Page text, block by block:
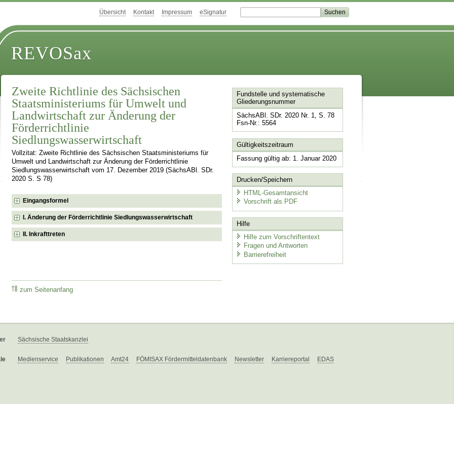
Übersicht Kontakt Impressum eSignatur
REVOSax
Zweite Richtlinie des Sächsischen
Staatsministeriums für Umwelt und
Landwirtschaft zur Änderung der
Förderrichtlinie
Siedlungswasserwirtschaft
Vollzitat: Zweite Richtlinie des Sächsischen Staatsministeriums für
Umwelt und Landwirtschaft zur Änderung der Förderrichtlinie
Siedlungswasserwirtschaft vom 17. Dezember 2019 (SächsABl. SDr.
2020 S. S 78)
Eingangsformel
I. Änderung der Förderrichtlinie Siedlungswasserwirtschaft
II. Inkrafttreten
zum Seitenanfang
Fundstelle und systematische
Gliederungsnummer
SächsABl. SDr. 2020 Nr. 1, S. 78
Fsn-Nr.: 5564
Gültigkeitszeitraum
Fassung gültig ab: 1. Januar 2020
Drucken/Speichern
HTML-Gesamtansicht
Vorschrift als PDF
Hilfe
Hilfe zum Vorschriftentext
Fragen und Antworten
Barrierefreiheit
Sächsische Staatskanzlei
Medienservice Publikationen Amt24 FÖMISAX Fördermitteldatenbank Newsletter Karriereportal EDAS